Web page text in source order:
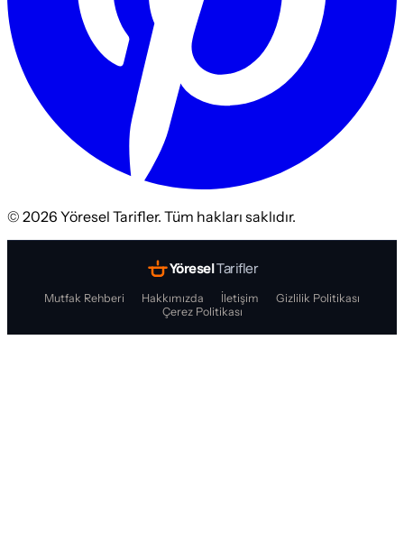
© 2026 Yöresel Tarifler. Tüm hakları saklıdır.
YöreselTarifler
Mutfak Rehberi Hakkımızda İletişim
Gizlilik Politikası
Çerez Politikası